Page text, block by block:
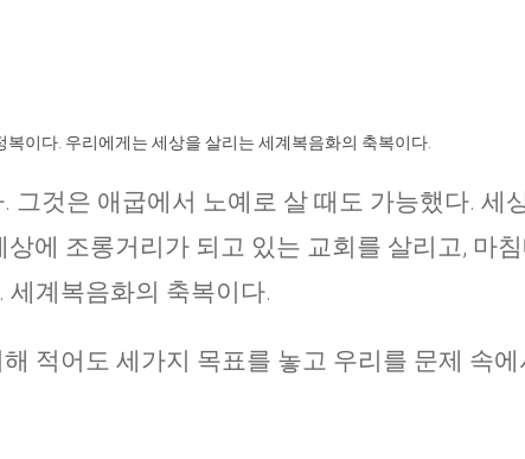
복이다. 우리에게는 세상을 살리는 세계복음화의 축복이다.
그것은 애굽에서 노예로 살 때도 가능했다. 세
에 조롱거리가 되고 있는 교회를 살리고, 마
세계복음화의 축복이다.
적어도 세가지 목표를 놓고 우리를 문제 속에